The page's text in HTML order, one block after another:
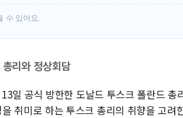
수 있어요.
리와 정상회담
일 공식 방한한 도날드 투스크 폴란드 총
취미로 하는 투스크 총리의 취향을 고려